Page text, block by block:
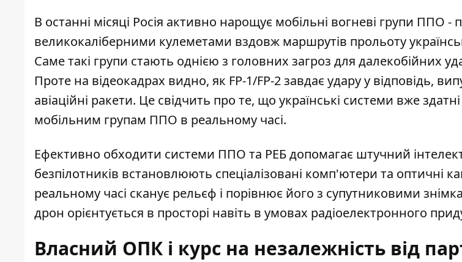
В останні місяці Росія активно нарощує мобільні вогневі групи ППО -
великокаліберними кулеметами вздовж маршрутів прольоту
Саме такі групи стають однією з головних загроз для далекобійних
Проте на відеокадрах видно, як FP-1/FP-2 завдає удару у відповідь,
авіаційні ракети. Це свідчить про те, що українські системи вже
мобільним групам ППО в реальному часі.
Ефективно обходити системи ППО та РЕБ допомагає штучний
безпілотників встановлюють спеціалізовані комп'ютери та оптичні
реальному часі сканує рельєф і порівнює його з супутниковими
дрон орієнтується в просторі навіть в умовах радіоелектронного
Власний ОПК і курс на незалежність від